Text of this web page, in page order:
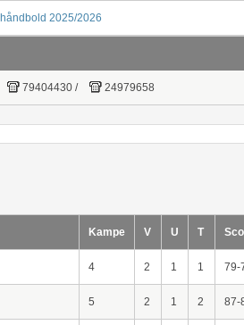
2025/2026
79404430/ 24979658
Kampe V U T
4 2 1 1 79-
5 2 1 2 87-